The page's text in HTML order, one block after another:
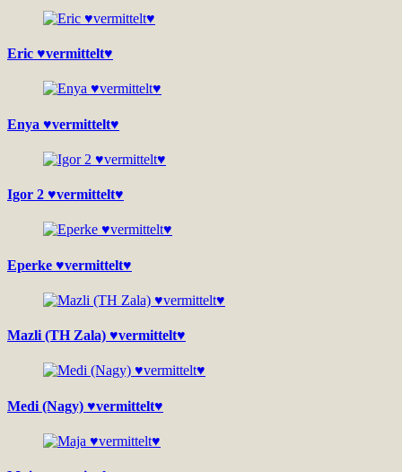
Eric ♥vermittelt♥
Enya ♥vermittelt♥
Igor 2 ♥vermittelt♥
Eperke ♥vermittelt♥
Mazli (TH Zala) ♥vermittelt♥
Medi (Nagy) ♥vermittelt♥